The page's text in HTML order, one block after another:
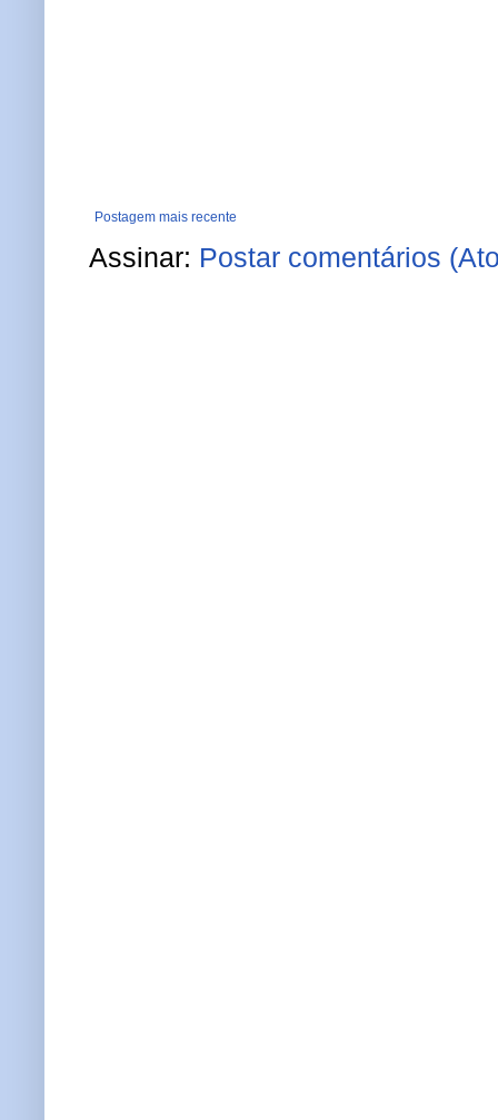
Postagem mais recente
Assinar: Postar comentários